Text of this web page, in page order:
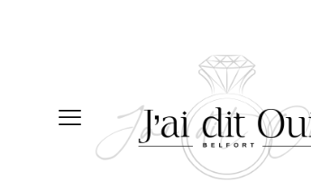
Accueil WOMAN Skirts